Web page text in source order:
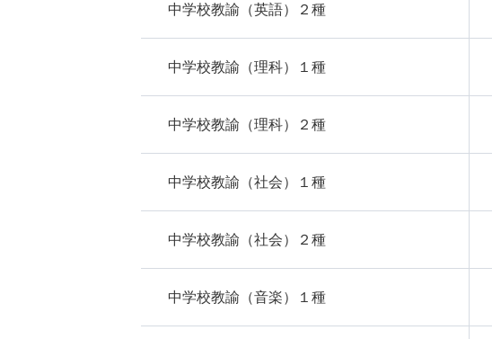
中学校教諭（英語）２種
中学校教諭（理科）１種
中学校教諭（理科）２種
中学校教諭（社会）１種
中学校教諭（社会）２種
中学校教諭（音楽）１種